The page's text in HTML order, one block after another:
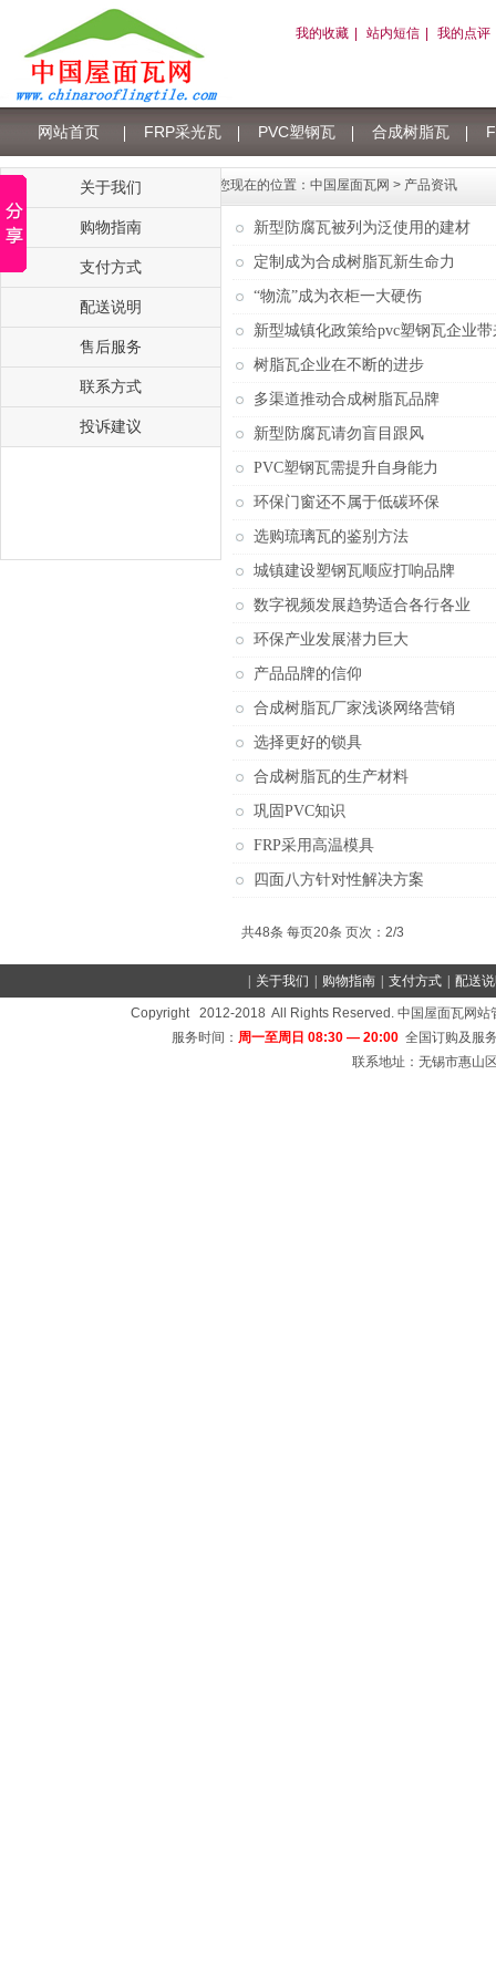
网站首页 FRP采光瓦 PVC塑钢瓦 合成树脂瓦
树脂瓦积分
我的收藏 站内短信 我的点评
您现在的位置： 中国屋面瓦网 > 产品资讯
关于我们
购物指南
支付方式
配送说明
售后服务
联系方式
投诉建议
新型防腐瓦被列为泛使用的建材
定制成为合成树脂瓦新生命力
“物流”成为衣柜一大硬伤
新型城镇化政策给pvc塑钢瓦企业
树脂瓦企业在不断的进步
多渠道推动合成树脂瓦品牌
新型防腐瓦请勿盲目跟风
PVC塑钢瓦需提升自身能力
环保门窗还不属于低碳环保
选购琉璃瓦的鉴别方法
城镇建设塑钢瓦顺应打响品牌
数字视频发展趋势适合各行各业
环保产业发展潜力巨大
产品品牌的信仰
合成树脂瓦厂家浅谈网络营销
选择更好的锁具
合成树脂瓦的生产材料
巩固PVC知识
FRP采用高温模具
四面八方针对性解决方案
共48条 每页20条 页次：2/3
Copyright 2012-2018 All Rights Reserved. 中国屋面瓦网
服务时间： 周一至周日 08:30 — 20:00全国订购及服
联系地址：无锡市惠
关于我们 购物指南 支付方式 配送